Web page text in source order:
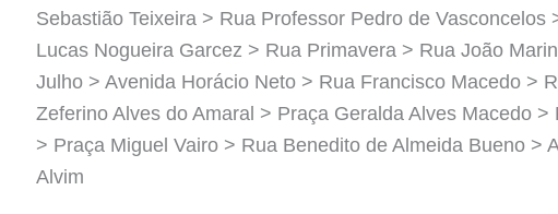
Sebastião Teixeira > Rua Professor Pedro de
Lucas Nogueira Garcez > Rua Primavera > Rua João
Julho > Avenida Horácio Neto > Rua Francisco Macedo >
Zeferino Alves do Amaral > Praça Geralda Alves Macedo
> Praça Miguel Vairo > Rua Benedito de Almeida Bueno >
Alvim